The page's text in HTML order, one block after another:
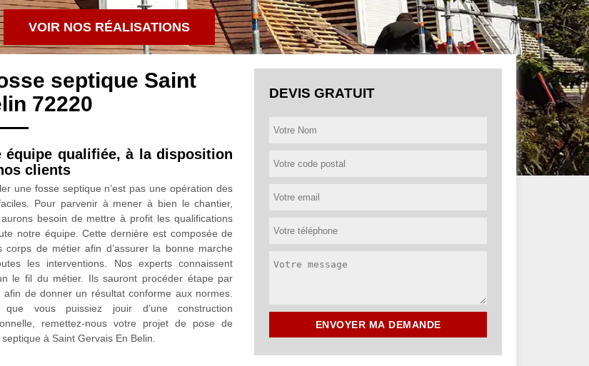
VOIR NOS RÉALISATIONS
septique Saint
72220
équipe qualifiée, à la disposition
clients
une fosse septique n’est pas une opération des
Pour parvenir à mener à bien le chantier,
besoin de mettre à profit les qualifications
notre équipe. Cette dernière est composée de
corps de métier afin d’assurer la bonne marche
les interventions. Nos experts connaissent
le fil du métier. Ils sauront procéder étape par
afin de donner un résultat conforme aux normes.
que vous puissiez jouir d’une construction
remettez-nous votre projet de pose de
à Saint Gervais En Belin.
DEVIS GRATUIT